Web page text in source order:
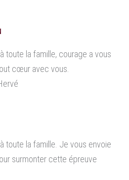
toute la famille, courage a vous
cœur avec vous.
toute la famille. Je vous envoie
surmonter cette épreuve